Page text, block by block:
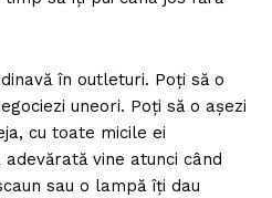
în outleturi. Poți să o
uneori. Poți să o așezi
cu toate micile ei
vine atunci când
sau o lampă îți dau